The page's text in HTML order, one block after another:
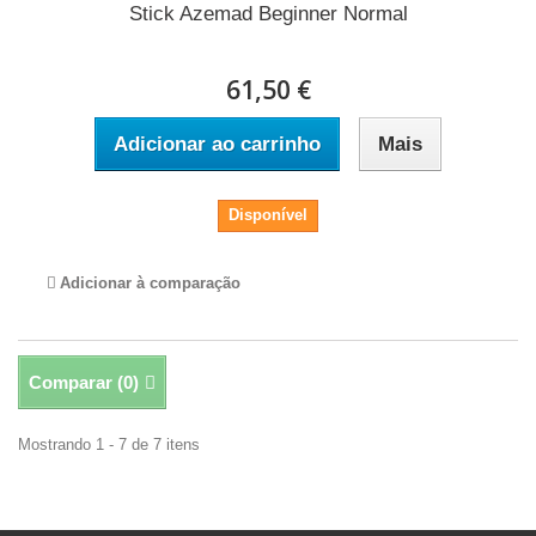
Stick Azemad Beginner Normal
61,50 €
Adicionar ao carrinho Mais
Disponível
Adicionar à comparação
Comparar (0)
Mostrando 1 - 7 de 7 itens